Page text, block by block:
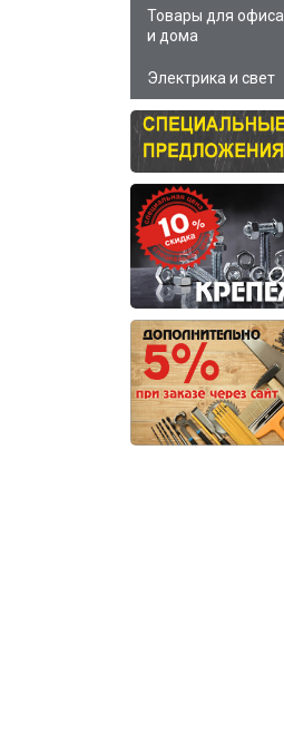
Товары для офиса
и дома
Электрика и свет